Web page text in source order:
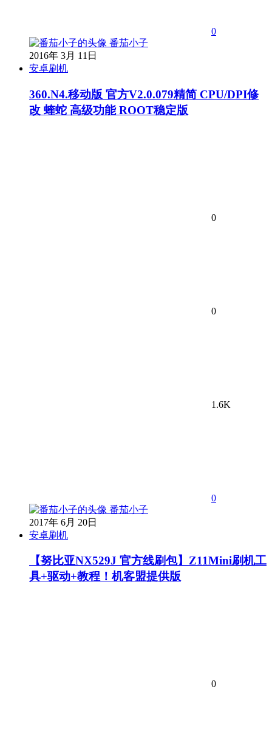
0
番茄小子
2016年 3月 11日
安卓刷机
360.N4.移动版 官方V2.0.079精简 CPU/DPI修
改 蝰蛇 高级功能 ROOT稳定版
0
0
1.6K
0
番茄小子
2017年 6月 20日
安卓刷机
【努比亚NX529J 官方线刷包】Z11Mini刷机工
具+驱动+教程！机客盟提供版
0